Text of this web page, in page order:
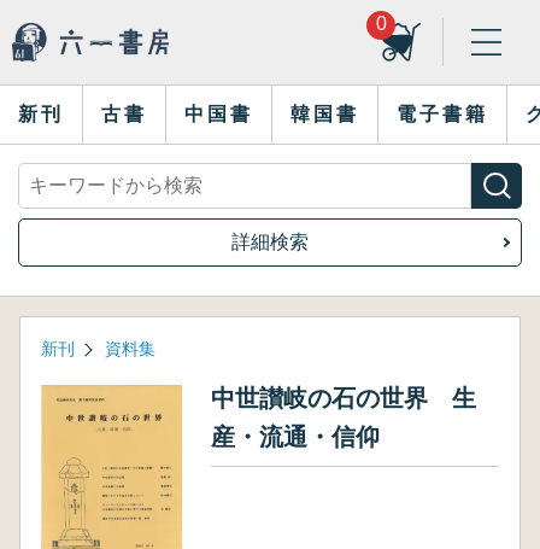
0
新刊 古書 中国書 韓国書 電子書籍
詳細検索
新刊 資料集
中世讃岐の石の世界 生
産・流通・信仰